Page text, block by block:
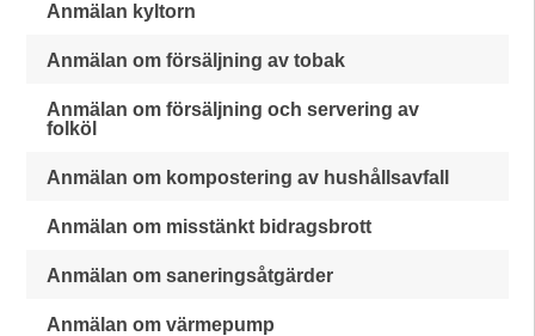
Anmälan kyltorn
Anmälan om försäljning av tobak
Anmälan om försäljning och servering av
folköl
Anmälan om kompostering av hushållsavfall
Anmälan om misstänkt bidragsbrott
Anmälan om saneringsåtgärder
Anmälan om värmepump